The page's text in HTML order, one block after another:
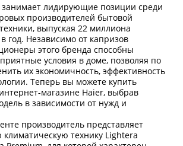
лидирующие позиции среди
производителей бытовой
выпуская 22 миллиона
год. Независимо от капризов
этого бренда способны
условия в доме, позволяя по
их экономичность, эффективность
Теперь вы можете купить
магазине Haier, выбрав
в зависимости от нужд и
производитель представляет
технику Lightera